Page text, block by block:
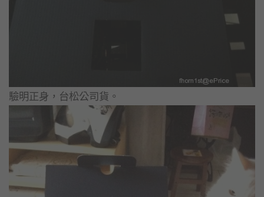
驗明正身，台松公司貨。